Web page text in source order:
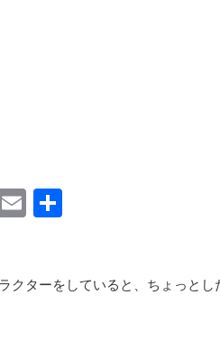
Hatena
Email
クターをしていると、ちょっと